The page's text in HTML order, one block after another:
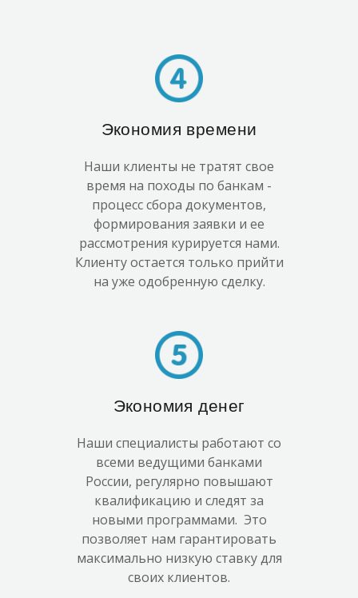
Экономия времени
Наши клиенты не тратят свое
время на походы по банкам -
процесс сбора документов,
формирования заявки и ее
рассмотрения курируется нами.
Клиенту остается только прийти
на уже одобренную сделку.
Экономия денег
Наши специалисты работают со
всеми ведущими банками
России, регулярно повышают
квалификацию и следят за
новыми программами. Это
позволяет нам гарантировать
максимально низкую ставку для
своих клиентов.